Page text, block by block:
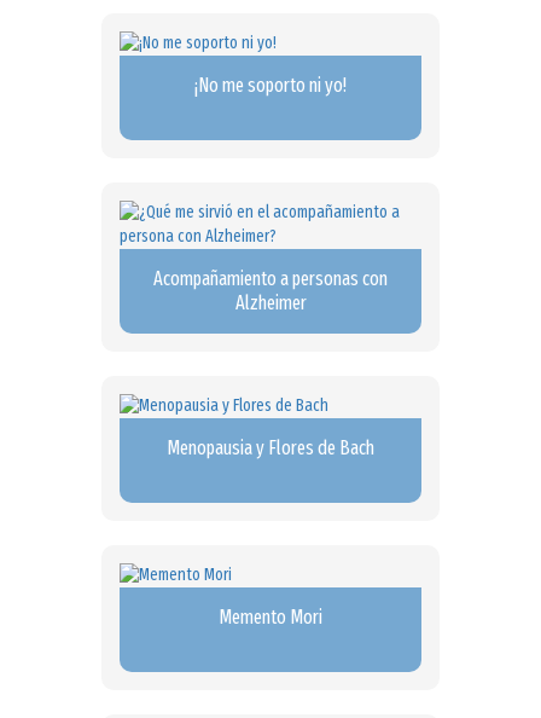
¡No me soporto ni yo!
Acompañamiento a personas con
Alzheimer
Menopausia y Flores de Bach
Memento Mori